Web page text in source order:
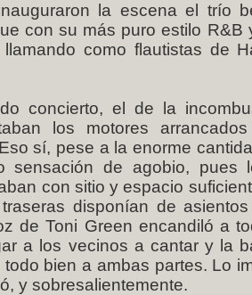
la escena el trío
con su más puro estilo
llamando como flautistas de
concierto, el de la
los motores
sí, pese a la enorme
sensación de agobio,
con sitio y espacio
disponían de
de Toni Green encandiló a
a los vecinos a cantar y la
bien a ambas partes. Lo
y sobresalientemente.